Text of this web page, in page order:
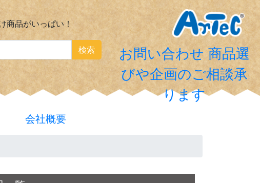
商品がいっぱい！
検索 お問い合わせ 商品選
びや企画のご相談承
ります
会社概要